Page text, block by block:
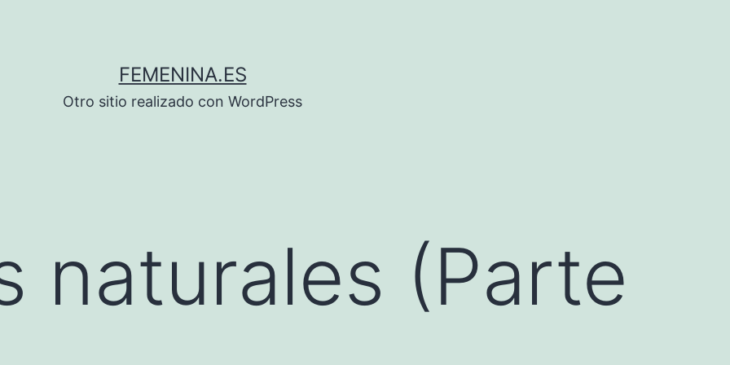
FEMENINA.ES
Otro sitio realizado con WordPress
naturales (Parte